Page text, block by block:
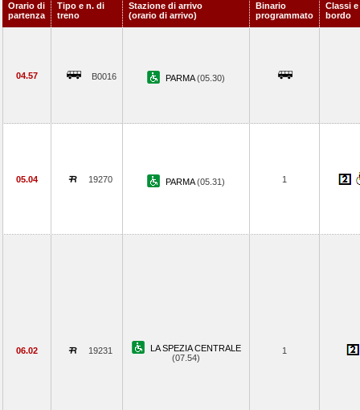
Orario di
partenza
Tipo e n. di
treno
Stazione di arrivo
(orario di arrivo)
Binario
programmato
Classi
bordo
04.57 B0016 PARMA(05.30)
05.04 19270 PARMA(05.31) 1
06.02 19231
LA SPEZIA CENTRALE
(07.54)
1